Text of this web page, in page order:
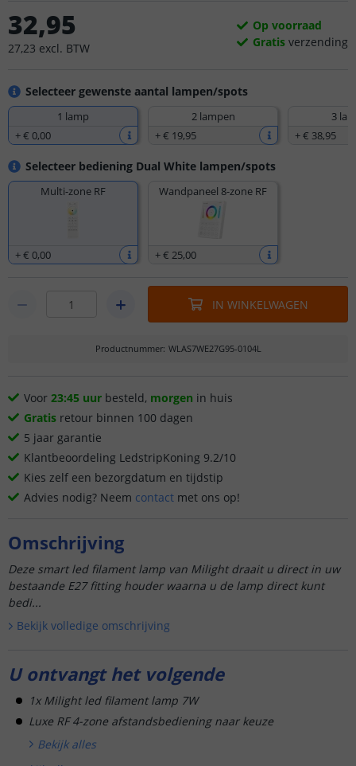
Selecteer gewenste aantal lampen/spots
1 lamp
+€ 0,00
2 lampen
+€ 19,95
3
+€ 38,95
Selecteer bediening Dual White lampen/spots
Multi-zone RF
+€ 0,00
Wandpaneel 8-zone RF
+€ 25,00
32,95
27,23 excl. BTW
Op voorraad
Gratis verzending
IN WINKELWAGEN
Productnummer: WLAS7WE27G95-0104L
Voor 23:45 uur besteld, morgen in huis
Gratis retour binnen 100 dagen
5 jaar garantie
Klantbeoordeling LedstripKoning 9.2/10
Kies zelf een bezorgdatum en tijdstip
Advies nodig? Neem contact met ons op!
Omschrijving
Deze smart led filament lamp van Milight draait u direct in uw
bestaande E27 fitting houder waarna u de lamp direct kunt
bedi...
Bekijk volledige omschrijving
U ontvangt het volgende
1x Milight led filament lamp 7W
Luxe RF 4-zone afstandsbediening naar keuze
Bekijk alles